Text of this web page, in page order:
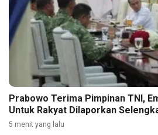
Prabowo Terima Pimpinan TNI,
Untuk Rakyat Dilaporkan
5 menit yang lalu